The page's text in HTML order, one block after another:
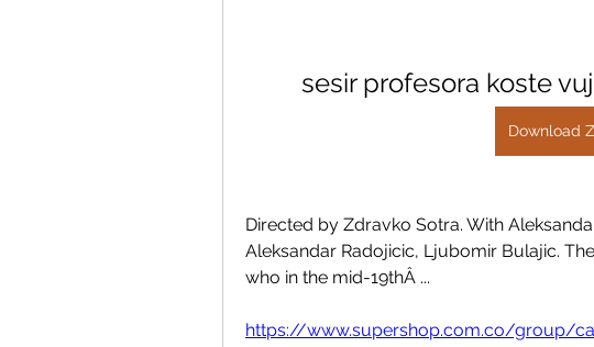
sesir profesora koste
Download
Directed by Zdravko Sotra. With
Aleksandar Radojicic, Ljubomir Bulajic.
who in the mid-19thÂ ...
https://www.supershop.com.co/group/